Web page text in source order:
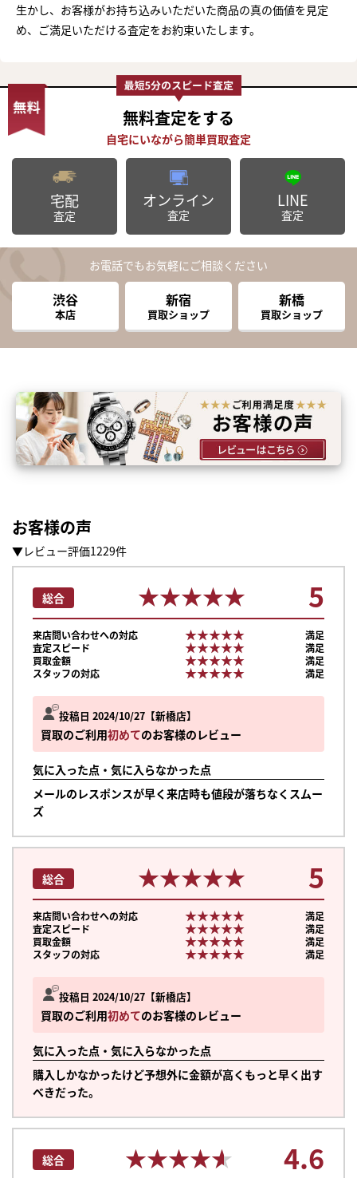
生かし、お客様がお持ち込みいただいた商品の真の価値を見定
め、ご満足いただける査定をお約束いたします。
無料査定をする
宅配
査定
オンライン
査定
LINE
査定
お電話でもお気軽にご相談ください
渋谷
本店
新宿
買取ショップ
新橋
買取ショップ
お客様の声
▼レビュー評価1229件
投稿日 2024/10/27 新橋店
買取のご利用初めてのお客様のレビュー
気に入った点・気に入らなかった点
メールのレスポンスが早く来店時も値段が落ちなくスムー
ズ
総合 ★★★★★
★★★★★ 5
来店問い合わせへの対応 ★★★★★
★★★★★
満足
査定スピード
★★★★★
★★★★★
満足
買取金額
★★★★★
★★★★★
満足
スタッフの対応
★★★★★
★★★★★ 満足
投稿日 2024/10/27 新橋店
買取のご利用初めてのお客様のレビュー
気に入った点・気に入らなかった点
購入しかなかったけど予想外に金額が高くもっと早く出す
べきだった。
総合 ★★★★★
★★★★★ 5
来店問い合わせへの対応 ★★★★★
★★★★★
満足
査定スピード
★★★★★
★★★★★
満足
買取金額
★★★★★
★★★★★
満足
スタッフの対応
★★★★★
★★★★★ 満足
総合 ★★★★★
★★★★★ 4.6